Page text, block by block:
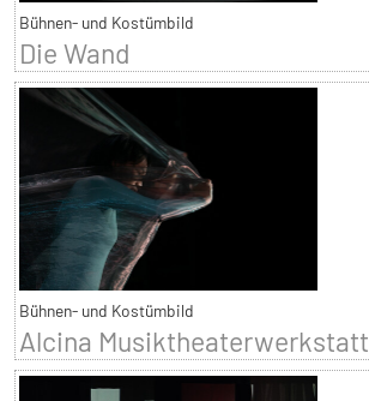
Bühnen- und Kostümbild
Die Wand
Bühnen- und Kostümbild
Alcina Musiktheaterwerkstatt